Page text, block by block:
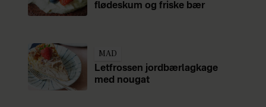
flødeskum og friske bær
MAD
Letfrossen jordbærlagkage
med nougat